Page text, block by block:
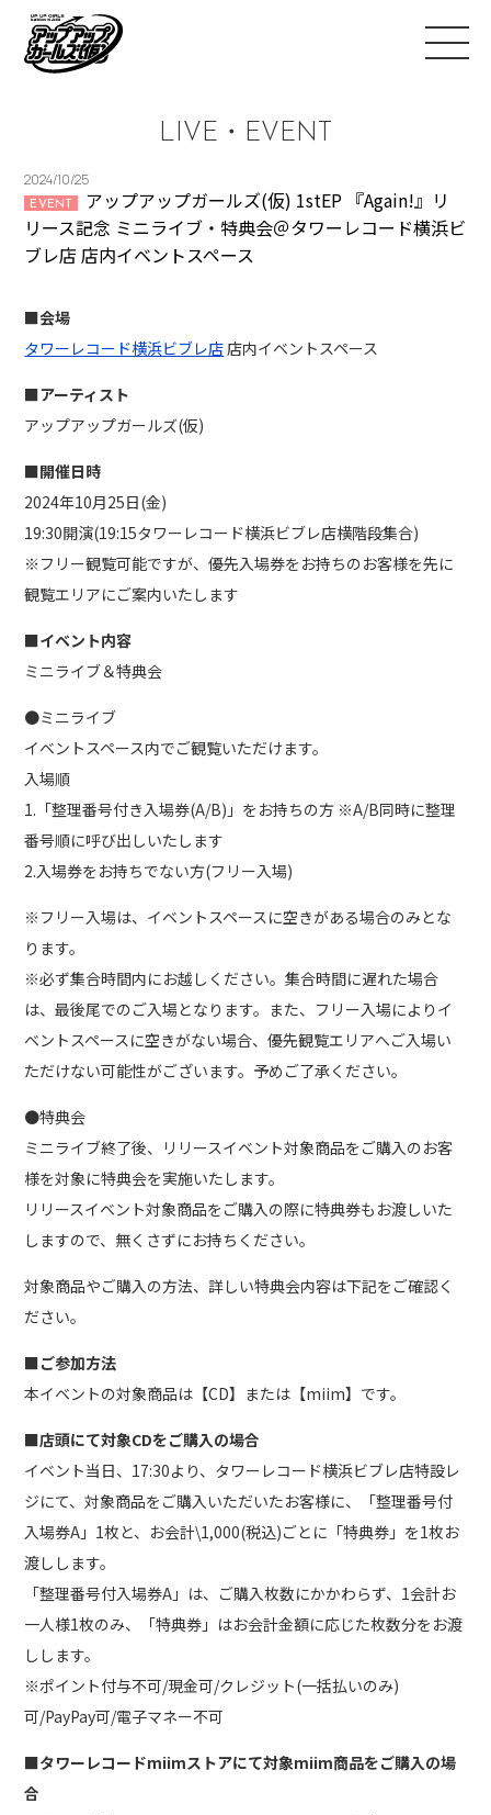
LIVE・EVENT
2024/10/25
EVENT
アップアップガールズ(仮) 1stEP 『Again!』リ
リース記念 ミニライブ・特典会＠タワーレコード横浜ビ
ブレ店 店内イベントスペース
■会場
タワーレコード横浜ビブレ店店内イベントスペース
■アーティスト
アップアップガールズ(仮)
■開催日時
2024年10月25日(金)
19:30開演(19:15タワーレコード横浜ビブレ店横階段集合)
※フリー観覧可能ですが、優先入場券をお持ちのお客様を先に
観覧エリアにご案内いたします
■イベント内容
ミニライブ＆特典会
●ミニライブ
イベントスペース内でご観覧いただけます。
入場順
1.「整理番号付き入場券(A/B)」をお持ちの方 ※A/B同時に整理
番号順に呼び出しいたします
2.入場券をお持ちでない方(フリー入場)
※フリー入場は、イベントスペースに空きがある場合のみとな
ります。
※必ず集合時間内にお越しください。集合時間に遅れた場合
は、最後尾でのご入場となります。また、フリー入場によりイ
ベントスペースに空きがない場合、優先観覧エリアへご入場い
ただけない可能性がございます。予めご了承ください。
●特典会
ミニライブ終了後、リリースイベント対象商品をご購入のお客
様を対象に特典会を実施いたします。
リリースイベント対象商品をご購入の際に特典券もお渡しいた
しますので、無くさずにお持ちください。
対象商品やご購入の方法、詳しい特典会内容は下記をご確認く
ださい。
■ご参加方法
本イベントの対象商品は【CD】または【miim】です。
■店頭にて対象CDをご購入の場合
イベント当日、17:30より、タワーレコード横浜ビブレ店特設レ
ジにて、対象商品をご購入いただいたお客様に、「整理番号付
入場券A」1枚と、お会計\1,000(税込)ごとに「特典券」を1枚お
渡しします。
「整理番号付入場券A」は、ご購入枚数にかかわらず、1会計お
一人様1枚のみ、「特典券」はお会計金額に応じた枚数分をお渡
しします。
※ポイント付与不可/現金可/クレジット(一括払いのみ)
可/PayPay可/電子マネー不可
■タワーレコードmiimストアにて対象miim商品をご購入の場
合